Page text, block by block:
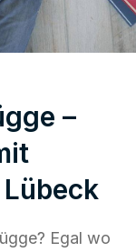
–
Egal wo